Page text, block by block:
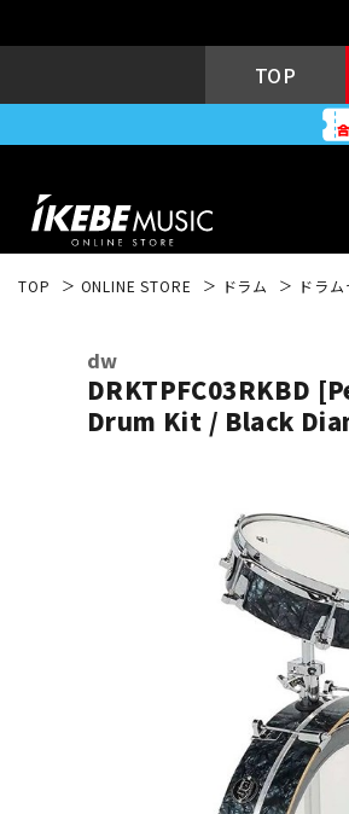
TOP
DJ機器
TOP ONLINE STORE ドラム ドラム
dw
DRKTPFC03RKBD
Drum Kit / Black